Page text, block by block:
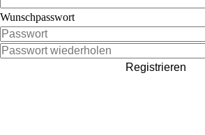
Wunschpasswort
Registrieren